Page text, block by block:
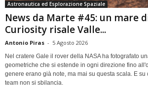
Astronautica ed Esplorazione Spaziale
News da Marte #45: un mare
Curiosity risale Valle...
Antonio Piras - 5 Agosto 2026
Nel cratere Gale il rover della NASA ha fotografato
geometriche che si estende in ogni direzione fino
genere erano già note, ma mai su questa scala. E su
team non si sbilancia.